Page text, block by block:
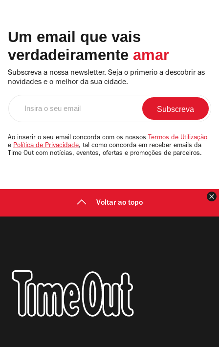
Um email que vais
verdadeiramente amar
Subscreva a nossa newsletter. Seja o primerio a descobrir as
novidades e o melhor da sua cidade.
email
Ao inserir o seu email concorda com os nossos Termos de Utilização
e Política de Privacidade, tal como concorda em receber emails da
Time Out com notícias, eventos, ofertas e promoções de parceiros.
Voltar ao topo